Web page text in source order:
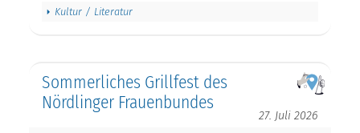
Kultur / Literatur
Sommerliches Grillfest des
Nördlinger Frauenbundes
27. Juli 2026